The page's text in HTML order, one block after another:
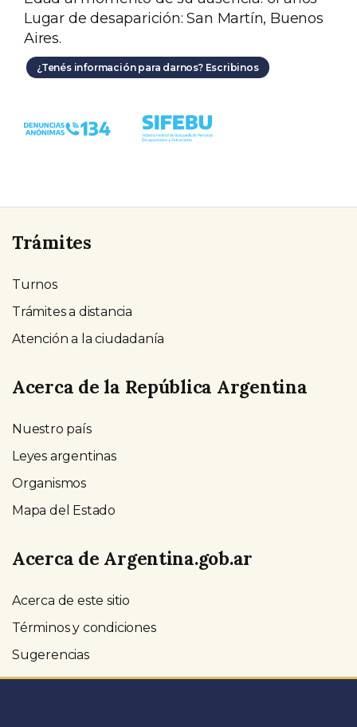
Lugar de desaparición: San Martín, Buenos
Aires.
¿Tenés información para darnos? Escribinos
Trámites
Turnos
Trámites a distancia
Atención a la ciudadanía
Acerca de la República Argentina
Nuestro país
Leyes argentinas
Organismos
Mapa del Estado
Acerca de Argentina.gob.ar
Acerca de este sitio
Términos y condiciones
Sugerencias